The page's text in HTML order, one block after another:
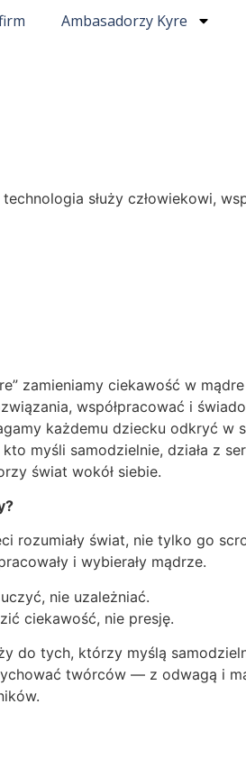
Ambasadorzy Kyre
służy człowiekowi,
zamieniamy ciekawość w mądre
współpracować i
każdemu dziecku odkryć w
myśli samodzielnie, działa z
świat wokół siebie.
rozumiały świat, nie tylko go
i wybierały mądrze.
nie uzależniać.
ciekawość, nie presję.
do tych, którzy myślą
twórców — z odwagą i